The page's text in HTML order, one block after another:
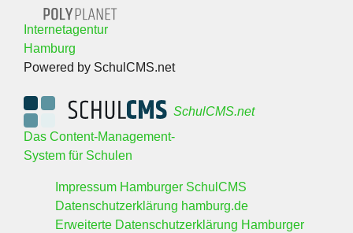
Internetagentur
Hamburg
Powered by SchulCMS.net
SchulCMS.net
Das Content-Management-
System für Schulen
Impressum Hamburger SchulCMS
Datenschutzerklärung hamburg.de
Erweiterte Datenschutzerklärung Hamburger